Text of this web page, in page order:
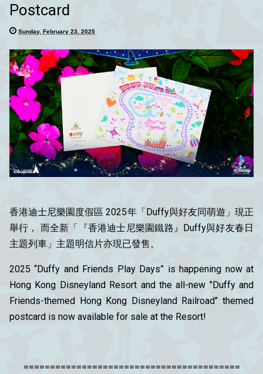
Postcard
Sunday, February 23, 2025
香港迪士尼樂園度假區 2025年「Duffy與好友同萌遊」現正
舉行， 而全新「『香港迪士尼樂園鐵路』Duffy與好友春日
主題列車」主題明信片亦現已發售。
2025 “Duffy and Friends Play Days” is happening now at
Hong Kong Disneyland Resort and the all-new "Duffy and
Friends-themed Hong Kong Disneyland Railroad" themed
postcard is now available for sale at the Resort!
=========================================